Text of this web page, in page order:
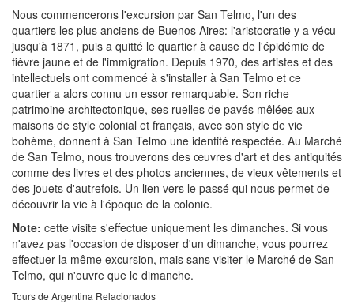
Nous commencerons l'excursion par San Telmo, l'un des
quartiers les plus anciens de Buenos Aires: l'aristocratie y a vécu
jusqu'à 1871, puis a quitté le quartier à cause de l'épidémie de
fièvre jaune et de l'immigration. Depuis 1970, des artistes et des
intellectuels ont commencé à s'installer à San Telmo et ce
quartier a alors connu un essor remarquable. Son riche
patrimoine architectonique, ses ruelles de pavés mêlées aux
maisons de style colonial et français, avec son style de vie
bohème, donnent à San Telmo une identité respectée. Au Marché
de San Telmo, nous trouverons des œuvres d'art et des antiquités
comme des livres et des photos anciennes, de vieux vêtements et
des jouets d'autrefois. Un lien vers le passé qui nous permet de
découvrir la vie à l'époque de la colonie.
Note: cette visite s'effectue uniquement les dimanches. Si vous
n'avez pas l'occasion de disposer d'un dimanche, vous pourrez
effectuer la même excursion, mais sans visiter le Marché de San
Telmo, qui n'ouvre que le dimanche.
Tours de Argentina Relacionados